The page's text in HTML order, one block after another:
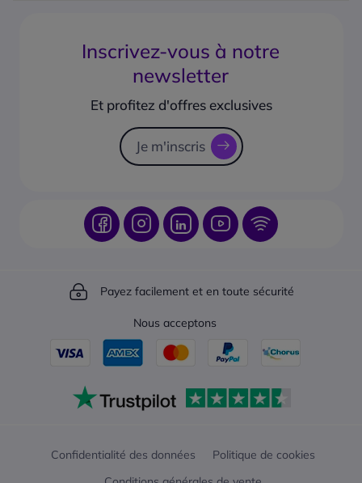
Nos guides d'achat
Onedirect recrute
Essai gratuit de 14 jours
Les garanties Onedirect
Foire aux questions (FAQ)
Besoin d'une assistance SAV
Inscrivez-vous à notre
newsletter
Et profitez d'offres exclusives
Je m'inscris
Payez facilement et en toute sécurité
Nous acceptons
Confidentialité des données
Politique de cookies